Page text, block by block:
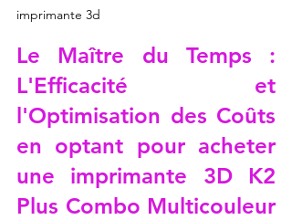
imprimante 3d
Le Maître du Temps :
L'Efficacité et
l'Optimisation des Coûts
en optant pour acheter
une imprimante 3D K2
Plus Combo Multicouleur